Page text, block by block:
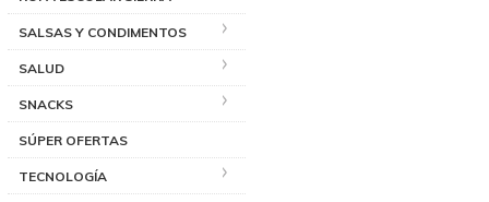
SALSAS Y CONDIMENTOS
SALUD
SNACKS
SÚPER OFERTAS
TECNOLOGÍA